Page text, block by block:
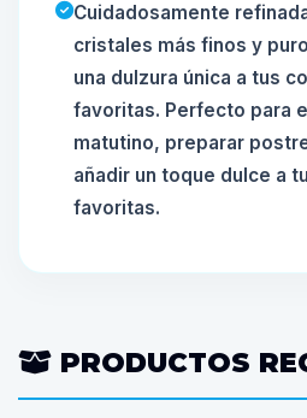
Cuidadosamente
cristales más finos y
una dulzura única a tus
favoritas. Perfecto para
matutino, preparar
añadir un toque dulce a
favoritas.
PRODUCTOS